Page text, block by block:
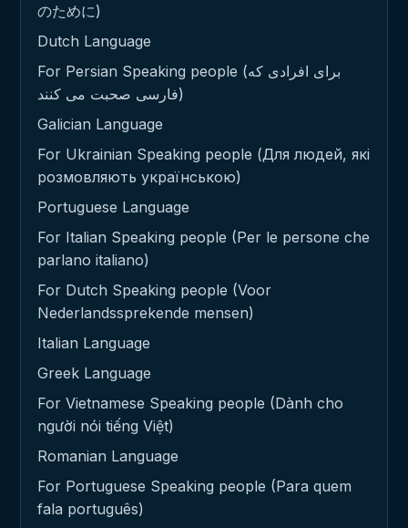
のために)
Dutch Language
For Persian Speaking people (برای افرادی که
فارسی صحبت می کنند)
Galician Language
For Ukrainian Speaking people (Для людей, які
розмовляють українською)
Portuguese Language
For Italian Speaking people (Per le persone che
parlano italiano)
For Dutch Speaking people (Voor
Nederlandssprekende mensen)
Italian Language
Greek Language
For Vietnamese Speaking people (Dành cho
người nói tiếng Việt)
Romanian Language
For Portuguese Speaking people (Para quem
fala português)